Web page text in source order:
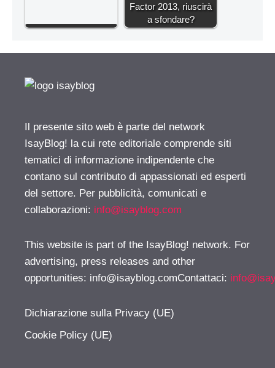
Factor 2013, riuscirà
a sfondare?
Il presente sito web è parte del network
IsayBlog! la cui rete editoriale comprende siti
tematici di informazione indipendente che
contano sul contributo di appassionati ed esperti
del settore. Per pubblicità, comunicati e
collaborazioni: info@isayblog.com
This website is part of the IsayBlog! network. For
advertising, press releases and other
opportunities: info@isayblog.comContattaci:
Dichiarazione sulla Privacy (UE)
Cookie Policy (UE)